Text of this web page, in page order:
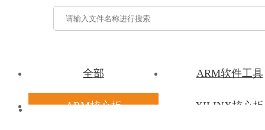
全部 ARM软件工具
ARM核心板 XILINX核心板